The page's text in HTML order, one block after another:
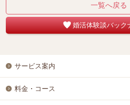
一覧へ戻る
婚活体験談バック
サービス案内
料金・コース